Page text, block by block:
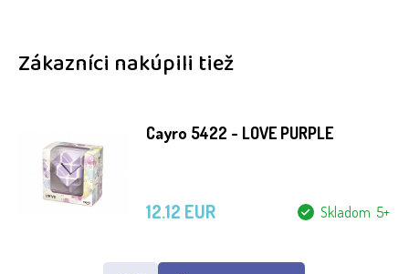
Zákazníci nakúpili tiež
Cayro 5422 - LOVE PURPLE
Skladom 5+
12.12 EUR